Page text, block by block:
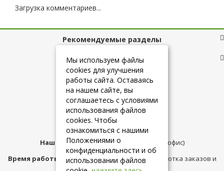
Загрузка комментариев...
Рекомендуемые разделы
Полезные ссылки
+7 (925) 084-10-60
Наш адрес:Москва,ул.Плещеева д.12 (офис)
Время работы магазина:с 10:00 до 21:00 (обработка заказов и
Мы используем файлы
cookies для улучшения
работы сайта. Оставаясь
на нашем сайте, вы
соглашаетесь с условиями
использования файлов
cookies. Чтобы
ознакомиться с нашими
Положениями о
конфиденциальности и об
использовании файлов